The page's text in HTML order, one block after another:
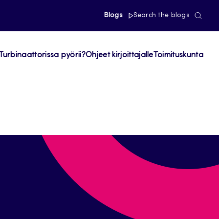
Blogs Search the blogs
pyörii?Ohjeet kirjoittajalle Toimituskunta